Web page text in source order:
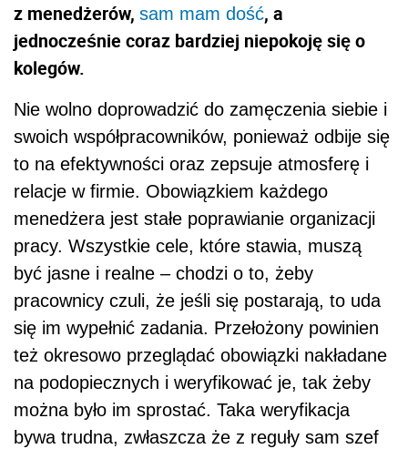
z menedżerów, sam mam dość, a
jednocześnie coraz bardziej niepokoję się o
kolegów.
Nie wolno doprowadzić do zamęczenia siebie i
swoich współpracowników, ponieważ odbije się
to na efektywności oraz zepsuje atmosferę i
relacje w firmie. Obowiązkiem każdego
menedżera jest stałe poprawianie organizacji
pracy. Wszystkie cele, które stawia, muszą
być jasne i realne – chodzi o to, żeby
pracownicy czuli, że jeśli się postarają, to uda
się im wypełnić zadania. Przełożony powinien
też okresowo przeglądać obowiązki nakładane
na podopiecznych i weryfikować je, tak żeby
można było im sprostać. Taka weryfikacja
bywa trudna, zwłaszcza że z reguły sam szef